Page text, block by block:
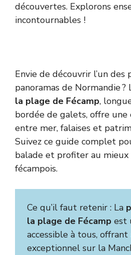
découvertes. Explorons
incontournables !
Envie de découvrir l’un des
panoramas de Normandie ?
la plage de Fécamp,
bordée de galets, offre une
entre mer, falaises et
Suivez ce guide complet
balade et profiter au
fécampois.
Ce qu’il faut retenir : La
la plage de Fécamp est
accessible à tous,
exceptionnel sur la